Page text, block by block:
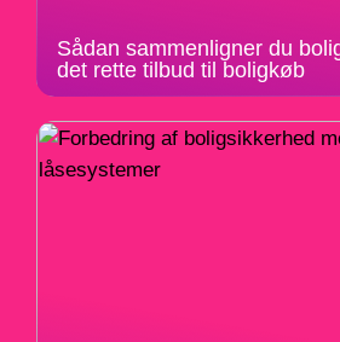
Sådan sammenligner du
det rette tilbud til boligkøb